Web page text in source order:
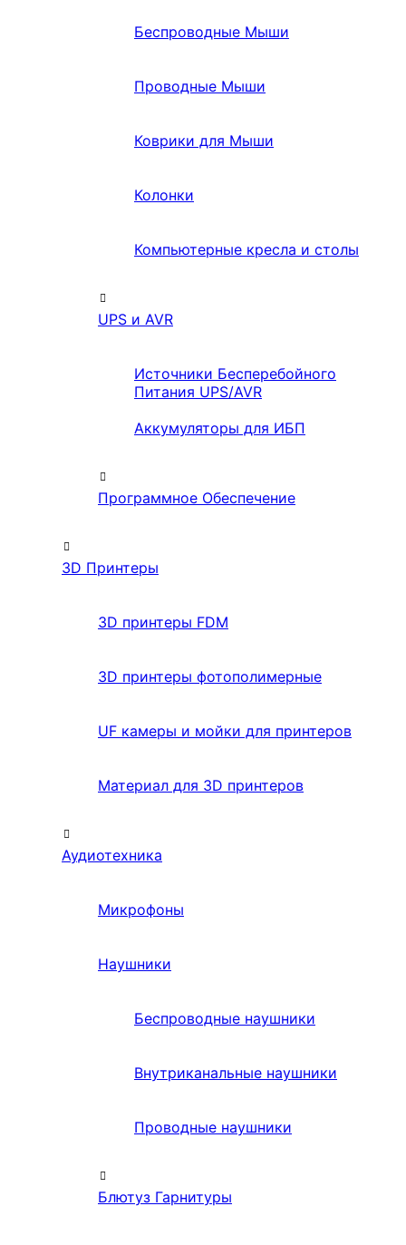
Беспроводные Мыши
Проводные Мыши
Коврики для Мыши
Колонки
Компьютерные кресла и столы
UPS и AVR
Источники Бесперебойного
Питания UPS/AVR
Аккумуляторы для ИБП
Программное Обеспечение
3D Принтеры
3D принтеры FDM
3D принтеры фотополимерные
UF камеры и мойки для принтеров
Материал для 3D принтеров
Аудиотехника
Микрофоны
Наушники
Беспроводные наушники
Внутриканальные наушники
Проводные наушники
Блютуз Гарнитуры